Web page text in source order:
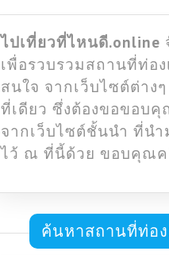
ไปเที่ยวที่ไหนดี.online
เพื่อรวบรวมสถานที่ท่อ
สนใจ จากเว็บไซต์ต่าง
ที่เดียว ซึ่งต้องขอขอบ
จากเว็บไซต์ชั้นนำ ที่นำ
ไว้ ณ ที่นี้ด้วย ขอบคุณค
ค้นหาสถานที่ท่อง